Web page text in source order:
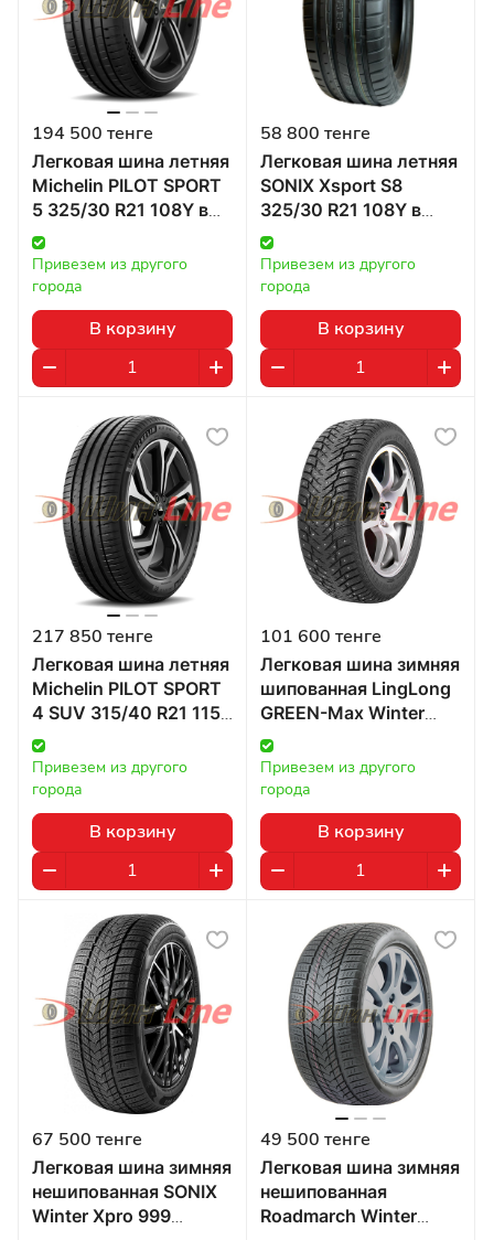
194 500 тенге
Легковая шина летняя
Michelin PILOT SPORT
5 325/30 R21 108Y в
Казахстане
Привезем из другого
города
В корзину
58 800 тенге
Легковая шина летняя
SONIX Xsport S8
325/30 R21 108Y в
Казахстане
Привезем из другого
города
В корзину
217 850 тенге
Легковая шина летняя
Michelin PILOT SPORT
4 SUV 315/40 R21 115Y
в Казахстане
Привезем из другого
города
В корзину
101 600 тенге
Легковая шина зимняя
шипованная LingLong
GREEN-Max Winter
GRIP 2 315/40 R21
115T в Казахстане
Привезем из другого
города
В корзину
67 500 тенге
Легковая шина зимняя
нешипованная SONIX
Winter Xpro 999
49 500 тенге
Легковая шина зимняя
нешипованная
Roadmarch Winter